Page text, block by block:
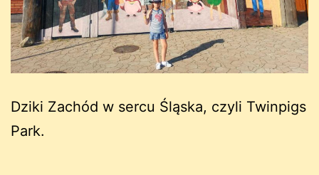
Dziki Zachód w sercu Śląska, czyli Twinpigs
Park.